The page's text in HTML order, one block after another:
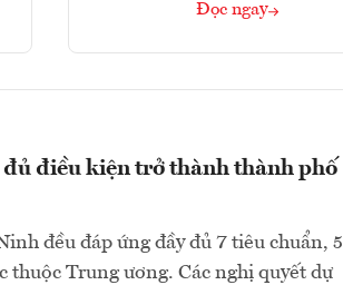
Đọc ngay
điều kiện trở thành thành phố
đều đáp ứng đầy đủ 7 tiêu chuẩn, 5
Trung ương. Các nghị quyết dự